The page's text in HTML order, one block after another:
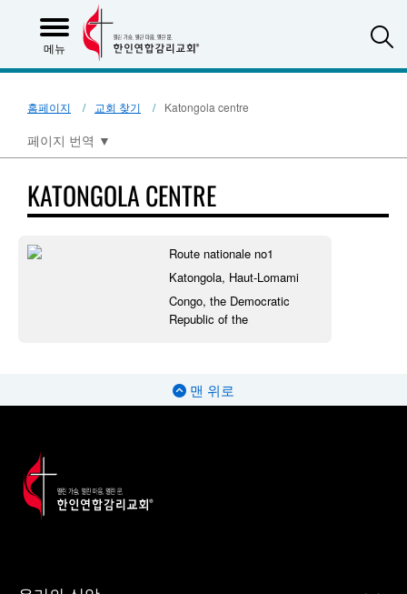
메뉴
홈페이지 교회 찾기 Katongola centre
페이지 번역 ▼
KATONGOLA CENTRE
Route nationale no1
Katongola, Haut-Lomami
Congo, the Democratic
Republic of the
맨 위로